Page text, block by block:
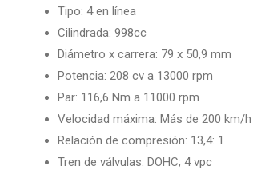
Tipo: 4 en línea
Cilindrada: 998cc
Diámetro x carrera: 79 x 50,9 mm
Potencia: 208 cv a 13000 rpm
Par: 116,6 Nm a 11000 rpm
Velocidad máxima: Más de 200 km/h
Relación de compresión: 13,4: 1
Tren de válvulas: DOHC; 4 vpc